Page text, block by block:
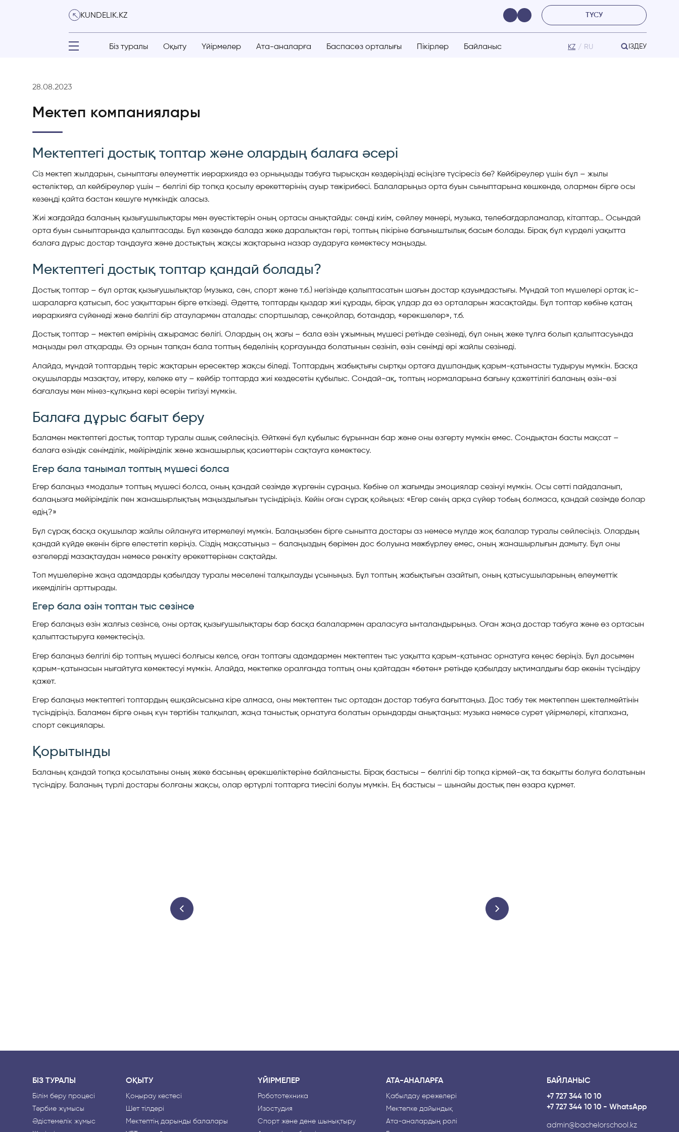
KUNDELIK.KZ ТҮСУ
Біз туралы Оқыту Үйірмелер Ата-аналарға Баспасөз орталығы Пікірлер Байланыс KZ RU ІЗДЕУ
28.08.2023
Мектеп компаниялары
Мектептегі достық топтар және олардың балаға әсері
Сіз мектеп жылдарын, сыныптағы әлеуметтік иерархияда өз орныңызды табуға тырысқан кездеріңізді есіңізге түсіресіз бе? Кейбіреулер үшін бұл – жылы
естеліктер, ал кейбіреулер үшін – белгілі бір топқа қосылу әрекеттерінің ауыр тәжірибесі. Балаларыңыз орта буын сыныптарына көшкенде, олармен бірге осы
кезеңді қайта бастан кешуге мүмкіндік аласыз.
Жиі жағдайда баланың қызығушылықтары мен әуестіктерін оның ортасы анықтайды: сәнді киім, сөйлеу мәнері, музыка, телебағдарламалар, кітаптар… Осындай
орта буын сыныптарында қалыптасады. Бұл кезеңде балада жеке даралықтан гөрі, топтың пікіріне бағыныштылық басым болады. Бірақ бұл күрделі уақытта
балаға дұрыс достар таңдауға және достықтың жақсы жақтарына назар аударуға көмектесу маңызды.
Мектептегі достық топтар қандай болады?
Достық топтар – бұл ортақ қызығушылықтар (музыка, сән, спорт және т.б.) негізінде қалыптасатын шағын достар қауымдастығы. Мұндай топ мүшелері ортақ іс-
шараларға қатысып, бос уақыттарын бірге өткізеді. Әдетте, топтарды қыздар жиі құрады, бірақ ұлдар да өз орталарын жасақтайды. Бұл топтар көбіне қатаң
иерархияға сүйенеді және белгілі бір атаулармен аталады: спортшылар, сәнқойлар, ботандар, «ерекшелер», т.б.
Достық топтар – мектеп өмірінің ажырамас бөлігі. Олардың оң жағы – бала өзін ұжымның мүшесі ретінде сезінеді, бұл оның жеке тұлға болып қалыптасуында
маңызды рөл атқарады. Өз орнын тапқан бала топтың беделінің қорғауында болатынын сезініп, өзін сенімді әрі жайлы сезінеді.
Алайда, мұндай топтардың теріс жақтарын ересектер жақсы біледі. Топтардың жабықтығы сыртқы ортаға дұшпандық қарым-қатынасты тудыруы мүмкін. Басқа
оқушыларды мазақтау, итеру, келеке ету – кейбір топтарда жиі кездесетін құбылыс. Сондай-ақ, топтың нормаларына бағыну қажеттілігі баланың өзін-өзі
бағалауы мен мінез-құлқына кері әсерін тигізуі мүмкін.
Балаға дұрыс бағыт беру
Баламен мектептегі достық топтар туралы ашық сөйлесіңіз. Өйткені бұл құбылыс бұрыннан бар және оны өзгерту мүмкін емес. Сондықтан басты мақсат –
балаға өзіндік сенімділік, мейірімділік және жанашырлық қасиеттерін сақтауға көмектесу.
Егер бала танымал топтың мүшесі болса
Егер балаңыз «модалы» топтың мүшесі болса, оның қандай сезімде жүргенін сұраңыз. Көбіне ол жағымды эмоциялар сезінуі мүмкін. Осы сәтті пайдаланып,
балаңызға мейірімділік пен жанашырлықтың маңыздылығын түсіндіріңіз. Кейін оған сұрақ қойыңыз: «Егер сенің арқа сүйер тобың болмаса, қандай сезімде болар
едің?»
Бұл сұрақ басқа оқушылар жайлы ойлануға итермелеуі мүмкін. Балаңызбен бірге сыныпта достары аз немесе мүлде жоқ балалар туралы сөйлесіңіз. Олардың
қандай күйде екенін бірге елестетіп көріңіз. Сіздің мақсатыңыз – балаңыздың бәрімен дос болуына мәжбүрлеу емес, оның жанашырлығын дамыту. Бұл оны
өзгелерді мазақтаудан немесе ренжіту әрекеттерінен сақтайды.
Топ мүшелеріне жаңа адамдарды қабылдау туралы мәселені талқылауды ұсыныңыз. Бұл топтың жабықтығын азайтып, оның қатысушыларының әлеуметтік
икемділігін арттырады.
Егер бала өзін топтан тыс сезінсе
Егер балаңыз өзін жалғыз сезінсе, оны ортақ қызығушылықтары бар басқа балалармен араласуға ынталандырыңыз. Оған жаңа достар табуға және өз ортасын
қалыптастыруға көмектесіңіз.
Егер балаңыз белгілі бір топтың мүшесі болғысы келсе, оған топтағы адамдармен мектептен тыс уақытта қарым-қатынас орнатуға кеңес беріңіз. Бұл досымен
қарым-қатынасын нығайтуға көмектесуі мүмкін. Алайда, мектепке оралғанда топтың оны қайтадан «бөтен» ретінде қабылдау ықтималдығы бар екенін түсіндіру
қажет.
Егер балаңыз мектептегі топтардың ешқайсысына кіре алмаса, оны мектептен тыс ортадан достар табуға бағыттаңыз. Дос табу тек мектеппен шектелмейтінін
түсіндіріңіз. Баламен бірге оның күн тәртібін талқылап, жаңа таныстық орнатуға болатын орындарды анықтаңыз: музыка немесе сурет үйірмелері, кітапхана,
спорт секциялары.
Қорытынды
Баланың қандай топқа қосылатыны оның жеке басының ерекшеліктеріне байланысты. Бірақ бастысы – белгілі бір топқа кірмей-ақ та бақытты болуға болатынын
түсіндіру. Баланың түрлі достары болғаны жақсы, олар әртүрлі топтарға тиесілі болуы мүмкін. Ең бастысы – шынайы достық пен өзара құрмет.
БІЗ ТУРАЛЫ
Білім беру процесі
Тәрбие жұмысы
Әдістемелік жұмыс
ОҚЫТУ
Қоңырау кестесі
Шет тілдері
Мектептің дарынды балалары
ҮЙІРМЕЛЕР
Робототехника
Изостудия
Спорт және дене шынықтыру
АТА-АНАЛАРҒА
Қабылдау ережелері
Мектепке дайындық
Ата-аналардың рөлі
БАЙЛАНЫС
+7 727 344 10 10
+7 727 344 10 10 - WhatsApp
admin@bachelorschool.kz